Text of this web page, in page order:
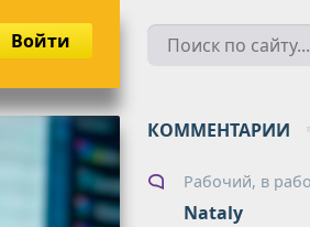
Войти
КОММЕНТАРИИ
Рабочий, в
Nataly